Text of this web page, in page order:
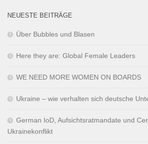
NEUESTE BEITRÄGE
Über Bubbles und Blasen
Here they are: Global Female Leaders
WE NEED MORE WOMEN ON BOARDS
Ukraine – wie verhalten sich deutsche
German IoD, Aufsichtsratmandate und
Ukrainekonflikt